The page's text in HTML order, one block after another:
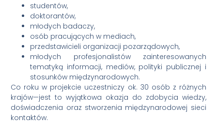
studentów,
doktorantów,
młodych badaczy,
osób pracujących w mediach,
przedstawicieli organizacji pozarządowych,
młodych profesjonalistów zainteresowanych
tematyką informacji, mediów, polityki publicznej i
stosunków międzynarodowych.
Co roku w projekcie uczestniczy ok. 30 osób z różnych
krajów—jest to wyjątkowa okazja do zdobycia wiedzy,
doświadczenia oraz stworzenia międzynarodowej sieci
kontaktów.